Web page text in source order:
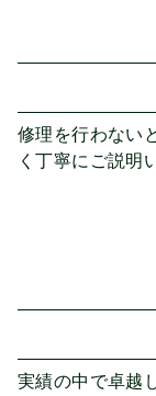
修理を行わない
く丁寧にご説明
実績の中で卓越